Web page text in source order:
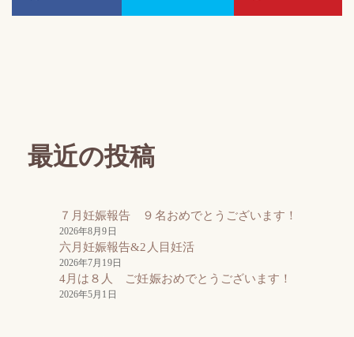
最近の投稿
７月妊娠報告 ９名おめでとうございます！
2026年8月9日
六月妊娠報告&2人目妊活
2026年7月19日
4月は８人 ご妊娠おめでとうございます！
2026年5月1日